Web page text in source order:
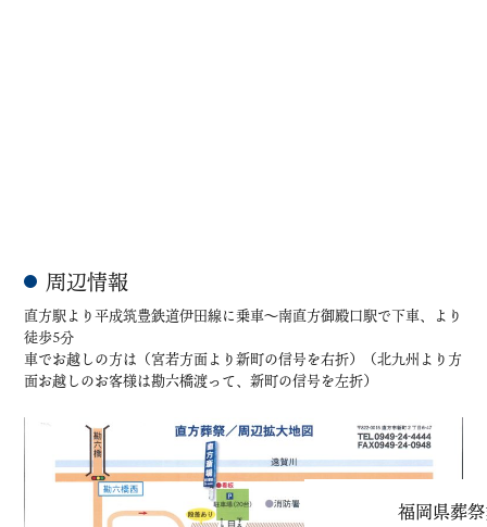
福岡県葬
周辺情報
直方駅より平成筑豊鉄道伊田線に乗車～南直方御殿口駅で下車、より
徒歩5分
車でお越しの方は（宮若方面より新町の信号を右折）（北九州より方
面お越しのお客様は勘六橋渡って、新町の信号を左折）